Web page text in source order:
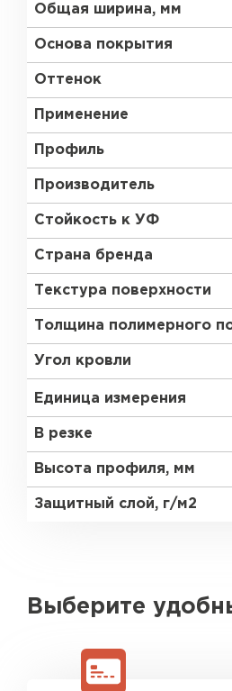
Общая ширина, мм
Основа покрытия
Оттенок
Применение
Профиль
Производитель
Стойкость к УФ
Страна бренда
Текстура поверхности
Толщина полимерного
Угол кровли
Единица измерения
В резке
Высота профиля, мм
Защитный слой, г/м2
Выберите